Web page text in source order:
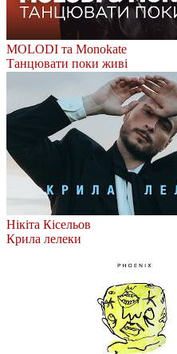
MOLODI та Monokate
Танцювати поки живі
Нікіта Кісельов
Крила лелеки